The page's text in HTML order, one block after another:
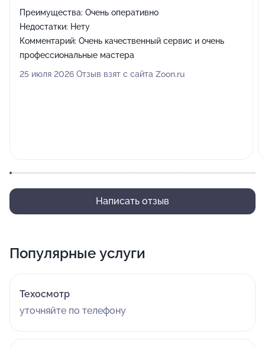
Преимущества: Очень оперативно
Недостатки: Нету
Комментарий: Очень качественный сервис и очень
профессиональные мастера
25 июля 2026 Отзыв взят с сайта Zoon.ru
Написать отзыв
Популярные услуги
Техосмотр
уточняйте по телефону